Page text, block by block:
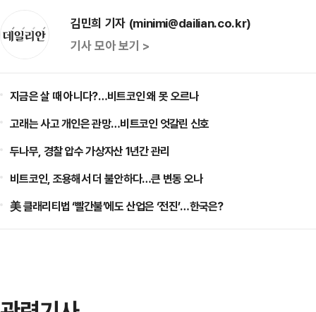
김민희 기자 (minimi@dailian.co.kr)
기사 모아 보기 >
지금은 살 때 아니다?…비트코인 왜 못 오르나
고래는 사고 개인은 관망…비트코인 엇갈린 신호
두나무, 경찰 압수 가상자산 1년간 관리
비트코인, 조용해서 더 불안하다…큰 변동 오나
美 클래리티법 ‘빨간불’에도 산업은 ‘전진’…한국은?